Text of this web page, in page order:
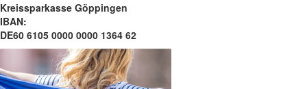
Kreissparkasse Göppingen
IBAN:
DE60 6105 0000 0000 1364 62